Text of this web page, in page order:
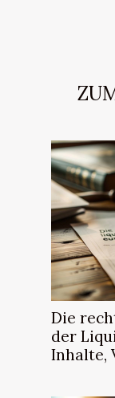
Die
der
Inhalte,